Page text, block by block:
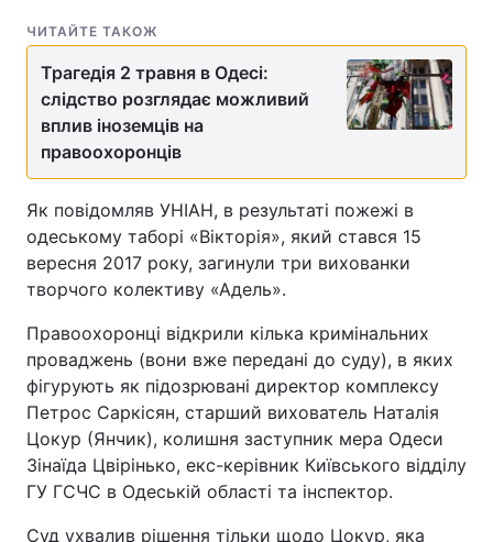
ЧИТАЙТЕ ТАКОЖ
Трагедія 2 травня в Одесі:
слідство розглядає можливий
вплив іноземців на
правоохоронців
Як повідомляв УНІАН, в результаті пожежі в
одеському таборі «Вікторія», який стався 15
вересня 2017 року, загинули три вихованки
творчого колективу «Адель».
Правоохоронці відкрили кілька кримінальних
проваджень (вони вже передані до суду), в яких
фігурують як підозрювані директор комплексу
Петрос Саркісян, старший вихователь Наталія
Цокур (Янчик), колишня заступник мера Одеси
Зінаїда Цвірінько, екс-керівник Київського відділу
ГУ ГСЧС в Одеській області та інспектор.
Суд ухвалив рішення тільки щодо Цокур, яка